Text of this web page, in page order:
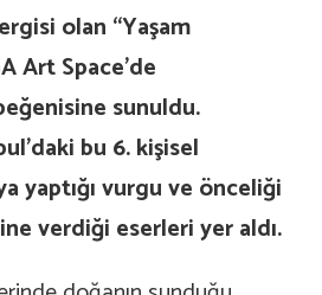
olan “Yaşam
Art Space’de
sunuldu.
bu 6. kişisel
yaptığı vurgu ve önceliği
verdiği eserleri yer aldı.